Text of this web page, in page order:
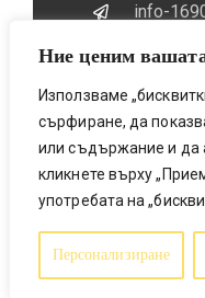
Ние ценим
Използваме
сърфиране, да
или съдържание и да
кликнете върху
употребата на
Персонализиране
info-
032 /
0884 /
Bionicfox LTD-
© 2025 All Rights